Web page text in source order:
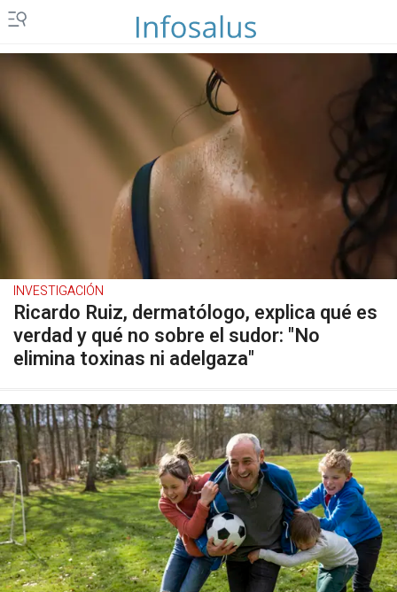
INVESTIGACIÓN
Ricardo Ruiz, dermatólogo, explica qué es
verdad y qué no sobre el sudor: "No
elimina toxinas ni adelgaza"